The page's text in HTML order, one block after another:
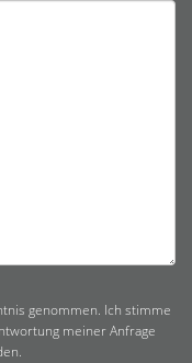
genommen. Ich stimme
meiner Anfrage